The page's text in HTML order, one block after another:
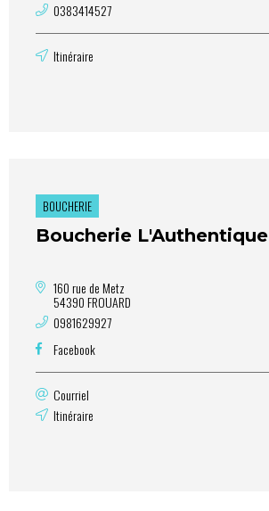
0383414527
Itinéraire
BOUCHERIE
Boucherie L'Authentique
160 rue de Metz
54390 FROUARD
0981629927
Facebook
Courriel
Itinéraire